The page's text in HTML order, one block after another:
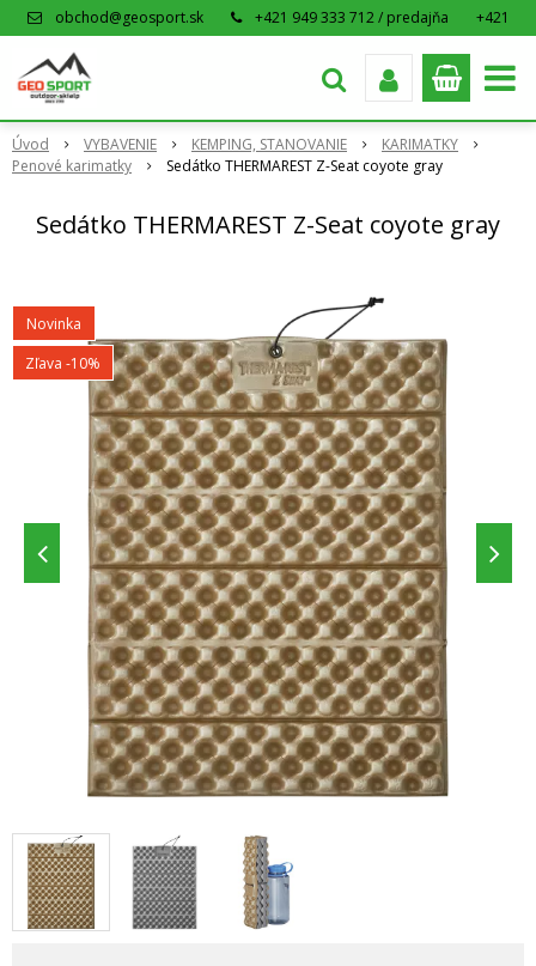
obchod@geosport.sk +421 949 333 712 / predajňa
+421
Úvod VYBAVENIE KEMPING, STANOVANIE
KARIMATKY
Penové karimatky
Sedátko THERMAREST Z-Seat coyote gray
Sedátko THERMAREST Z-Seat coyote gray
Novinka
Zľava -10%